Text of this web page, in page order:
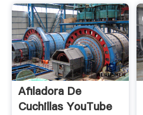
Afiladora De
Cuchillas YouTube